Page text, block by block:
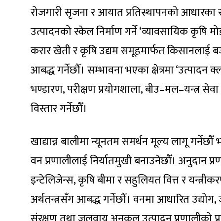
रोजगारी सृजना र आयात प्रतिस्थापनको
उत्पादनको स्केल निर्माण गर्ने ‘व्यावसायिक कृषि
करार खेती र कृषि उद्यम समूहमार्फत किसानलाई
आबद्ध गर्नेछौँ। सम्भावना भएका क्षेत्रमा ‘उत्पादन
भण्डारण, परीक्षण प्रयोगशाला, बीउ–मल–यन्त्र
विस्तार गर्नेछौँ।
खाद्यान्न बालीमा न्यूनतम समर्थन मूल्य लागू
वन प्रणालीलाई निर्यातमुखी बनाउनेछौँ। अनुदान
इन्टेलिजेन्स, कृषि बीमा र सहुलियत वित्त र
अर्थतन्त्रसँग आबद्ध गर्नेछौँ। वनमा आधारित उद्योग,